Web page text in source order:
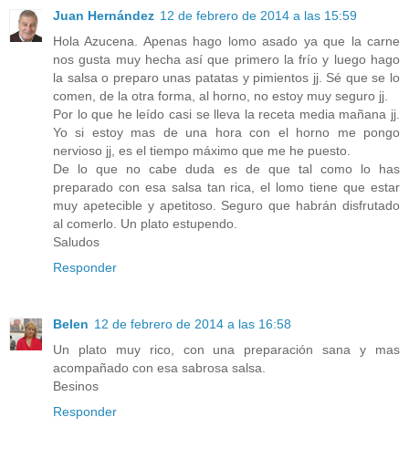
Juan Hernández 12 de febrero de 2014 a las 15:59
Hola Azucena. Apenas hago lomo asado ya que la carne
nos gusta muy hecha así que primero la frío y luego hago
la salsa o preparo unas patatas y pimientos jj. Sé que se lo
comen, de la otra forma, al horno, no estoy muy seguro jj.
Por lo que he leído casi se lleva la receta media mañana jj.
Yo si estoy mas de una hora con el horno me pongo
nervioso jj, es el tiempo máximo que me he puesto.
De lo que no cabe duda es de que tal como lo has
preparado con esa salsa tan rica, el lomo tiene que estar
muy apetecible y apetitoso. Seguro que habrán disfrutado
al comerlo. Un plato estupendo.
Saludos
Responder
Belen 12 de febrero de 2014 a las 16:58
Un plato muy rico, con una preparación sana y mas
acompañado con esa sabrosa salsa.
Besinos
Responder